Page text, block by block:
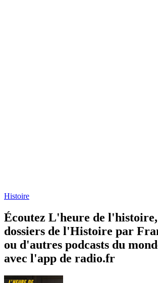
Histoire
Écoutez L'heure de
dossiers de l'Histoire par
ou d'autres podcasts du
avec l'app de radio.fr